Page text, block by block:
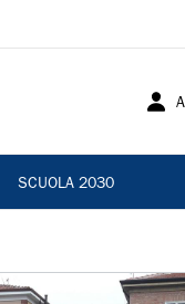
SCUOLA 2030